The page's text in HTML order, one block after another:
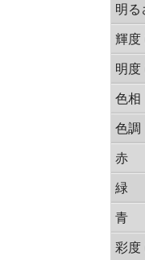
明る
輝度
明度
色相
色調
赤
緑
青
彩度